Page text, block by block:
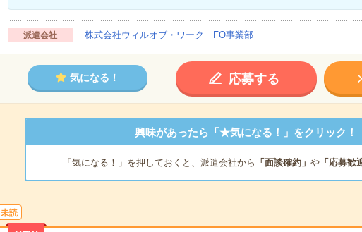
派遣会社 株式会社ウィルオブ・ワーク FO事業部
気になる！ 応募する
興味があったら「★気になる！」をクリック！
「気になる！」を押しておくと、派遣会社から 「面談確約」 や「応募歓
未読